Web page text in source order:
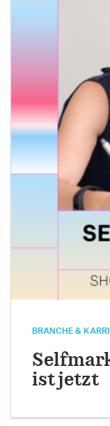
BRANCHE &
ist jetzt